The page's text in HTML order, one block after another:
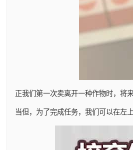
正我们第一次卖离开一种作物时，将
当但，为了完成任务，我们可以在左